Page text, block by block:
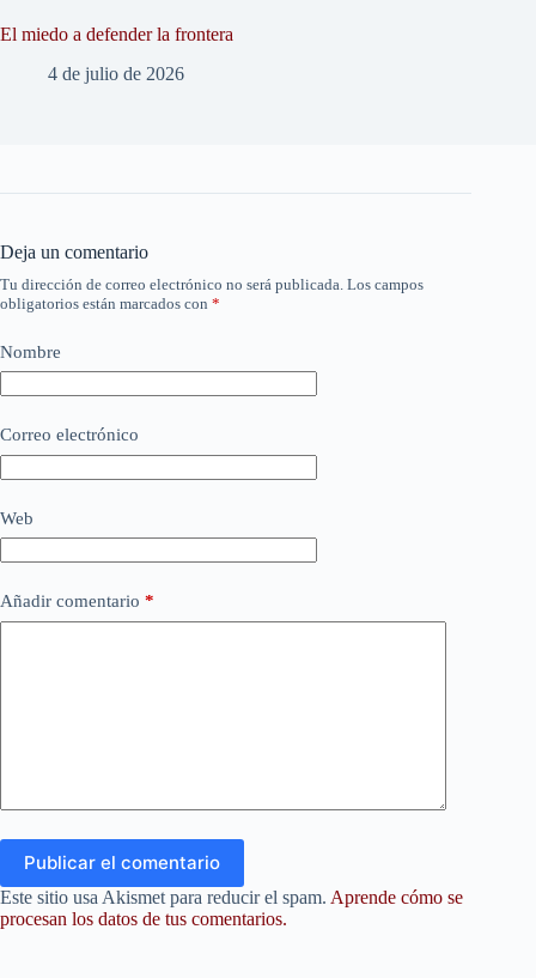
El miedo a defender la frontera
4 de julio de 2026
Deja un comentario
Tu dirección de correo electrónico no será publicada. Los campos
obligatorios están marcados con *
Nombre
Correo electrónico
Web
Añadir comentario *
Publicar el comentario
Este sitio usa Akismet para reducir el spam. Aprende cómo se
procesan los datos de tus comentarios.